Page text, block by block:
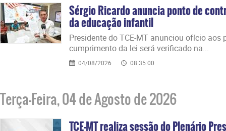
Sérgio Ricardo anuncia ponto de
da educação infantil
Presidente do TCE-MT anunciou ofício aos
cumprimento da lei será verificado na...
04/08/2026 08:35:00
Terça-Feira, 04 de Agosto de 2026
TCE-MT realiza sessão do Plenário